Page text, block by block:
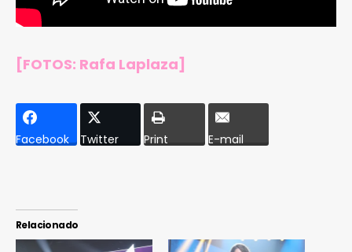
[FOTOS: Rafa Laplaza]
Facebook Twitter Print E-mail
Relacionado